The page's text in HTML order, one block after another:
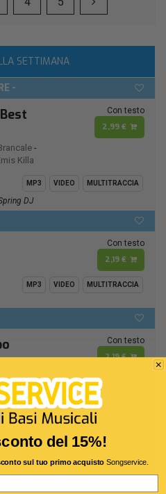
SETTIMANA
RE -
-
Killa
Con testo
2,99 €
MP3 VIDEO MULTITRACCIA
DJ
Con testo
2,19 €
MP3 VIDEO MULTITRACCIA
Con testo
2,19 €
MP3 VIDEO MULTITRACCIA
del 15%!
sul tuo primo acquistoSongservice.